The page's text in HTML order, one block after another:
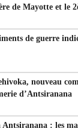
de Mayotte et le
de guerre
nouveau
d’Antsiranana
: les